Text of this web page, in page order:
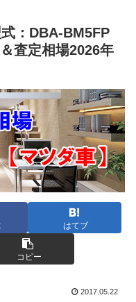
：DBA-BM5FP
査定相場2026年
はてブ
コピー
2017.05.22